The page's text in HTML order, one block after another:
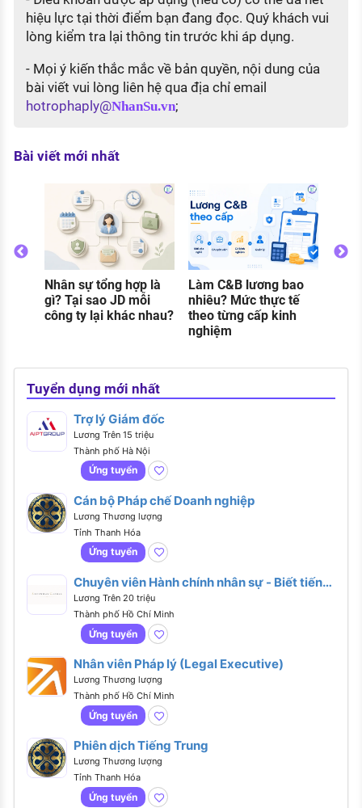
hiệu lực tại thời điểm bạn đang đọc. Quý khách vui
lòng kiểm tra lại thông tin trước khi áp dụng.
- Mọi ý kiến thắc mắc về bản quyền, nội dung của
bài viết vui lòng liên hệ qua địa chỉ email
hotrophaply@NhanSu.vn;
Bài viết mới nhất
Nhân sự tổng hợp là
gì? Tại sao JD mỗi
công ty lại khác nhau?
Làm C&B lương bao
nhiêu? Mức thực tế
theo từng cấp kinh
nghiệm
Tuyển dụng mới nhất
Trợ lý Giám đốc
Lương Trên 15 triệu
Thành phố Hà Nội
Ứng tuyển
Cán bộ Pháp chế Doanh nghiệp
Lương Thương lượng
Tỉnh Thanh Hóa
Ứng tuyển
Chuyên viên Hành chính nhân sự - Biết tiếng
Anh hoặc tiếng Trung
Lương Trên 20 triệu
Thành phố Hồ Chí Minh
Ứng tuyển
Nhân viên Pháp lý (Legal Executive)
Lương Thương lượng
Thành phố Hồ Chí Minh
Ứng tuyển
Phiên dịch Tiếng Trung
Lương Thương lượng
Tỉnh Thanh Hóa
Ứng tuyển